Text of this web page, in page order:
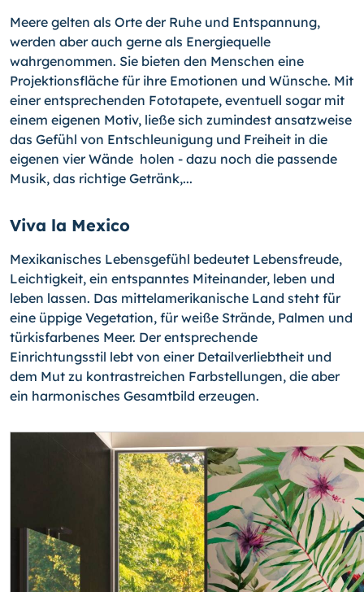
Meere gelten als Orte der Ruhe und Entspannung,
werden aber auch gerne als Energiequelle
wahrgenommen. Sie bieten den Menschen eine
Projektionsfläche für ihre Emotionen und Wünsche. Mit
einer entsprechenden Fototapete, eventuell sogar mit
einem eigenen Motiv, ließe sich zumindest ansatzweise
das Gefühl von Entschleunigung und Freiheit in die
eigenen vier Wände holen - dazu noch die passende
Musik, das richtige Getränk,...
Viva la Mexico
Mexikanisches Lebensgefühl bedeutet Lebensfreude,
Leichtigkeit, ein entspanntes Miteinander, leben und
leben lassen. Das mittelamerikanische Land steht für
eine üppige Vegetation, für weiße Strände, Palmen und
türkisfarbenes Meer. Der entsprechende
Einrichtungsstil lebt von einer Detailverliebtheit und
dem Mut zu kontrastreichen Farbstellungen, die aber
ein harmonisches Gesamtbild erzeugen.